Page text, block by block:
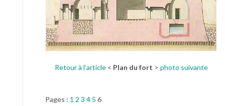
Retour à l’article < Plan du fort > photo suivante
Pages : 1 2 3 4 5 6